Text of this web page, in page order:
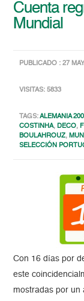
Cuenta
Mundial
PUBLICADO : 27
VISITAS: 5833
TAGS:ALEMANIA
COSTINHA,DECO,
BOULAHROUZ,
SELECCIÓN
Con 16 días por
este
mostradas por un